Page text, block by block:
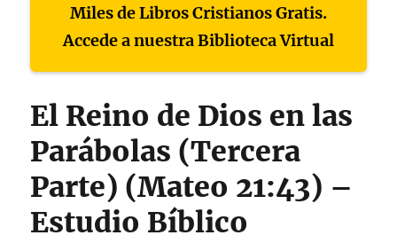
Miles de Libros Cristianos Gratis.
Accede a nuestra Biblioteca Virtual
El Reino de Dios en las
Parábolas (Tercera
Parte) (Mateo 21:43) –
Estudio Bíblico